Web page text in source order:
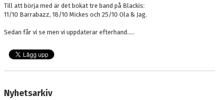
Till att börja med är det bokat tre band på Blackis:
11/10 Barrabazz, 18/10 Mickes och 25/10 Ola & Jag.
Sedan får vi se men vi uppdaterar efterhand.....
Nyhetsarkiv